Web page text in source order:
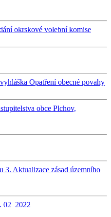
okrskové volební komise
Opatření obecné povahy
obce Plchov,
3. Aktualizace zásad územního
02_2022